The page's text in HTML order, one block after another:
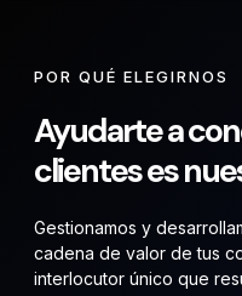
POR QUÉ ELEGIRNOS
Ayudarte a
clientes es
Gestionamos y
cadena de valor de tus
interlocutor único que